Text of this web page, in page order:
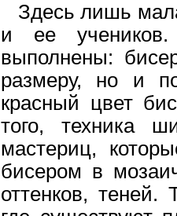
Здесь лишь
и ее
выполнены:
размеру, но и
красный цвет
того, техника
мастериц,
бисером в
оттенков, теней.